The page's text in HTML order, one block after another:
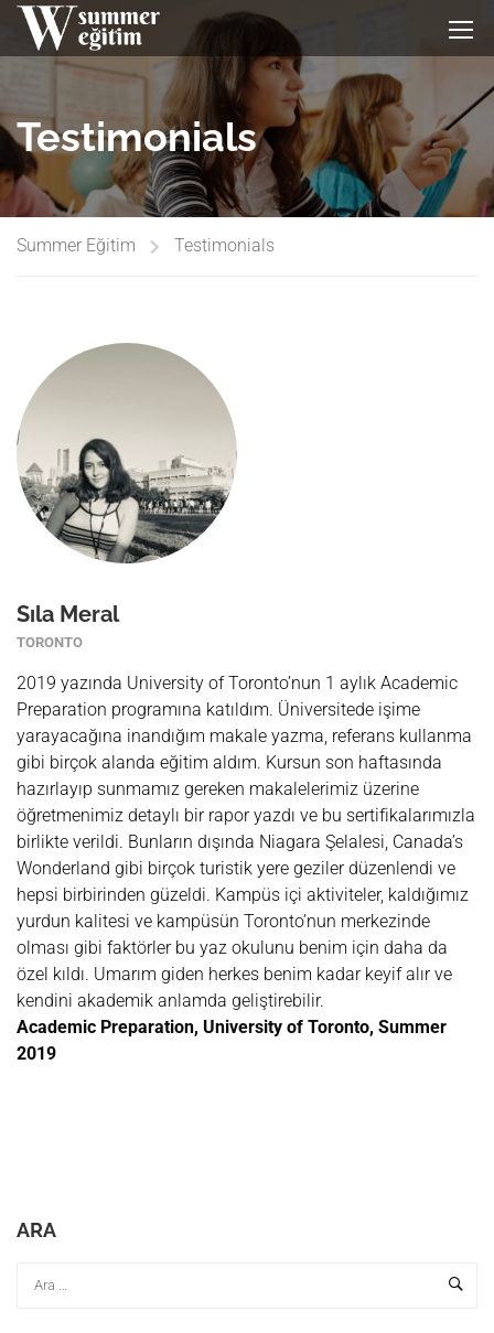
Testimonials
Summer Eğitim Testimonials
Sıla Meral
TORONTO
2019 yazında University of Toronto’nun 1 aylık Academic
Preparation programına katıldım. Üniversitede işime
yarayacağına inandığım makale yazma, referans kullanma
gibi birçok alanda eğitim aldım. Kursun son haftasında
hazırlayıp sunmamız gereken makalelerimiz üzerine
öğretmenimiz detaylı bir rapor yazdı ve bu sertifikalarımızla
birlikte verildi. Bunların dışında Niagara Şelalesi, Canada’s
Wonderland gibi birçok turistik yere geziler düzenlendi ve
hepsi birbirinden güzeldi. Kampüs içi aktiviteler, kaldığımız
yurdun kalitesi ve kampüsün Toronto’nun merkezinde
olması gibi faktörler bu yaz okulunu benim için daha da
özel kıldı. Umarım giden herkes benim kadar keyif alır ve
kendini akademik anlamda geliştirebilir.
Academic Preparation, University of Toronto, Summer
2019
ARA